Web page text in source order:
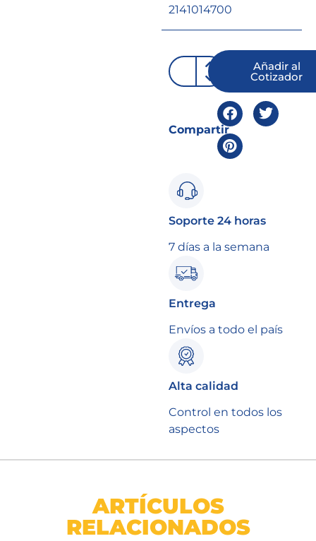
2141014700
Añadir al
Cotizador
Compartir
Soporte 24 horas
7 días a la semana
Entrega
Envíos a todo el país
Alta calidad
Control en todos los
aspectos
ARTÍCULOS
RELACIONADOS